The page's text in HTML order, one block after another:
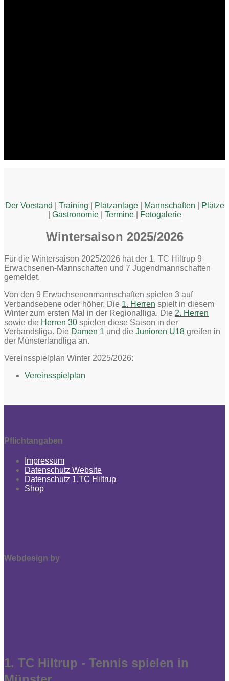
Der Vorstand Training Platzanlage| Mannschaften
Plätze
Gastronomie| Termine| Fotogalerie
Wintersaison 2025/2026
Für die Wintersaison 2025/2026 hat der 1. TC Hiltrup 9
Erwachsenen-Mannschaften und 7 Jugendmannschaften
gemeldet.
Von den 9 Erwachsenenmannschaften spielen 3 auf
Verbandsebene oder höher. Die 1. Herren spielt in diesem
Winter zum ersten Mal in der Regionalliga. Die 2. Herren
sowie die Herren 30 spielen diese Saison in der
Verbandsliga. Die Damen 1 und die Junioren U18 greifen in
der Münsterlandliga an.
Vereinsspielplan Winter 2025/2026:
Vereinsspielplan
Pflichtangaben
Impressum
Datenschutz Website
Datenschutz 1.TC Hiltrup
Shop
Webdesign by
1. TC Hiltrup - Tennis spielen in